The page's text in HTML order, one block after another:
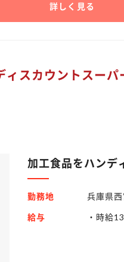
詳しく見る
ィスカウントスー
加工食品をハンデ
勤務地 兵庫県
給与 ・時給